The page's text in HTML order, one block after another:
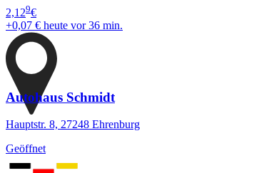
2,129€
+0,07 € heute vor 36 min.
Autohaus Schmidt
Hauptstr. 8, 27248 Ehrenburg
Geöffnet